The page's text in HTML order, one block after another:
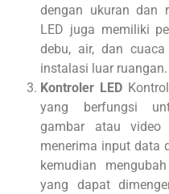
dengan ukuran dan
LED juga memiliki
debu, air, dan
instalasi luar ruangan.
Kontroler LED
yang berfungsi
gambar atau video
menerima input data
kemudian
yang dapat